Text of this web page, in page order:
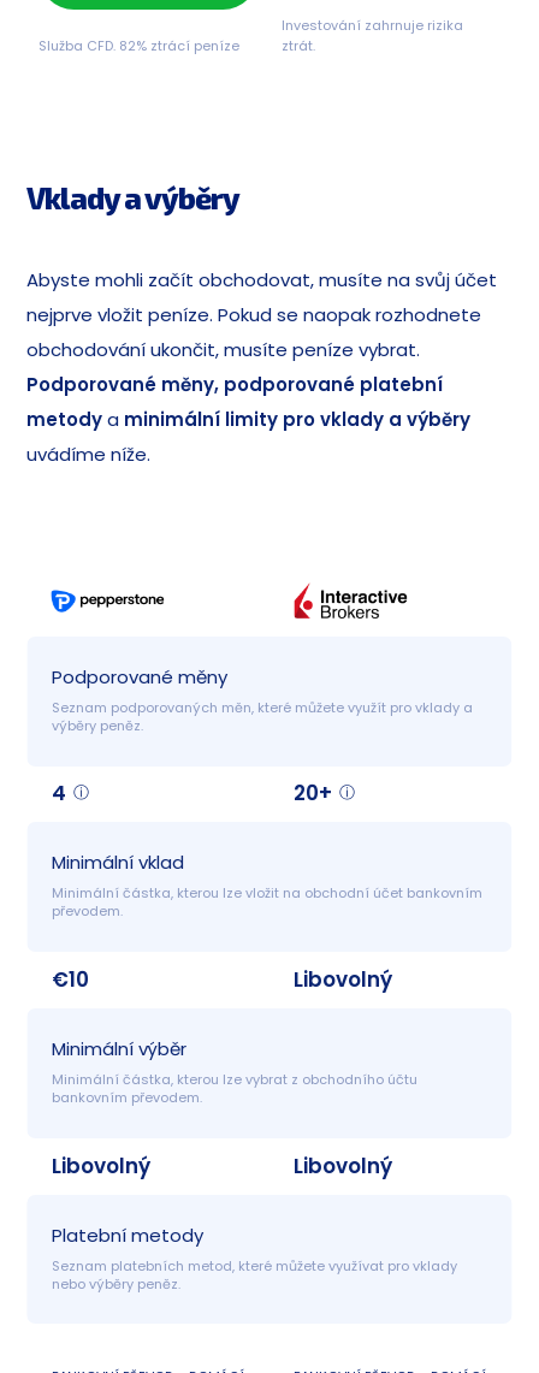
Služba CFD. 82% ztrácí peníze
Investování zahrnuje rizika
ztrát.
Vklady a výběry
Abyste mohli začít obchodovat, musíte na svůj účet
nejprve vložit peníze. Pokud se naopak rozhodnete
obchodování ukončit, musíte peníze vybrat.
Podporované měny, podporované platební
metodya minimální limity pro vklady a výběry
uvádíme níže.
Podporované měny
Seznam podporovaných měn, které můžete využít pro vklady a
výběry peněz.
4 20+
Minimální vklad
Minimální částka, kterou lze vložit na obchodní účet bankovním
převodem.
€10 Libovolný
Minimální výběr
Minimální částka, kterou lze vybrat z obchodního účtu
bankovním převodem.
Libovolný Libovolný
Platební metody
Seznam platebních metod, které můžete využívat pro vklady
nebo výběry peněz.